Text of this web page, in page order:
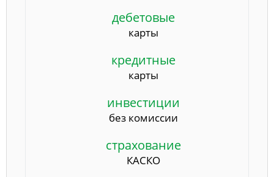
дебетовые
карты
кредитные
карты
инвестиции
без комиссии
страхование
КАСКО